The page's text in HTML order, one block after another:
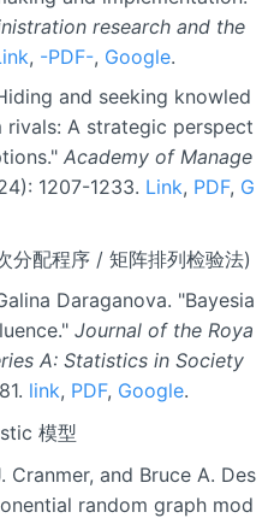
research and the
, -PDF-, Google.
and seeking knowled
A strategic perspect
Academy of Manage
1207-1233. Link, PDF, G
分配程序 / 矩阵排列检验法)
Daraganova. "Bayesia
Journal of the Roya
A: Statistics in Society
link, PDF, Google.
模型
Cranmer, and Bruce A. Des
random graph mod